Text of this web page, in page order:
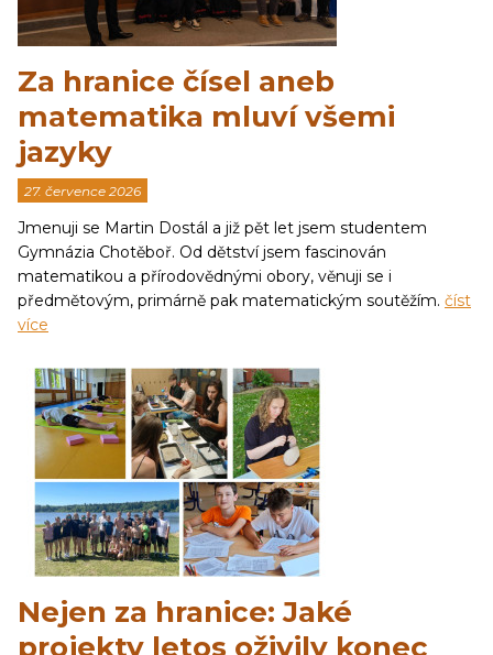
Za hranice čísel aneb
matematika mluví všemi
jazyky
27. července 2026
Jmenuji se Martin Dostál a již pět let jsem studentem
Gymnázia Chotěboř. Od dětství jsem fascinován
matematikou a přírodovědnými obory, věnuji se i
předmětovým, primárně pak matematickým soutěžím. číst
více
Nejen za hranice: Jaké
projekty letos oživily konec